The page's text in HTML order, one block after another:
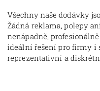
Všechny naše dodávky
Žádná reklama, polepy
nenápadně,
ideální řešení pro firmy i
reprezentativní a